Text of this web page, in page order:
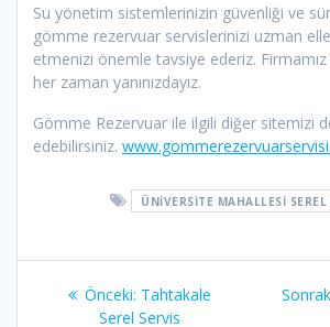
Su yönetim sistemlerinizin güvenliği ve
gömme rezervuar servislerinizi uzman
etmenizi önemle tavsiye ederiz. Firmamız
her zaman yanınızdayız.
Gömme Rezervuar ile ilgili diğer sitemizi
edebilirsiniz.
ÜNIVERSITE MAHALLESI SEREL
YazıÖnceki: Önceki
yazı:
Tahtakale
Serel Servis